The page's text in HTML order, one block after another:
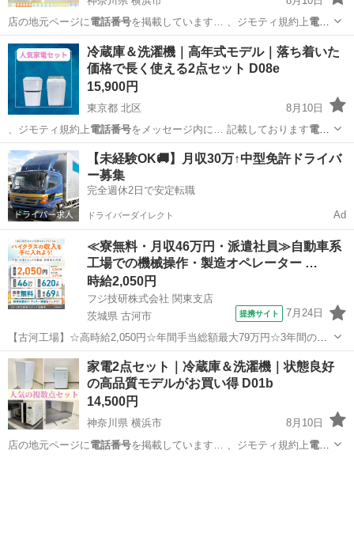
店の地元ページに電話番号を掲載しています… 、ジモティ規約上電話
番号をメッセージ内に… まう為こちらから電話番号を提示する形に
な…
神奈川 横浜市 生活家電 MBK
冷蔵庫＆洗濯機｜高年式モデル｜落ち着いた
価格で長く使える2点セット D08e
15,900円
東京都 北区
8月10日
、ジモティ規約上電話番号をメッセージ内に… 記載しております電話
番号からお問合せくだ…
東京 北区 キッチン家電 TWINBIRD
【未経験OK🚚】月収30万↑中型免許ドライバ
ー募集
完全週休2日で安定転職
ドライバーダイレクト Ad
≪寮無料・月収46万円・派遣社員≫自動車系
工場での機械操作・製造オペレーター …
時給2,050円
フジ技研株式会社 関東支店
茨城県 古河市
提携サイト 7月24日
【古河工場】☆高時給2,050円☆年間手当総額最大79万円☆3年間の手
当総額169万円☆年収630万円可☆寮費無料☆大手トラックメーカーで
の組立組付のお仕事☆自動車業界経験者積極採用中！！【20代でも年
収500万円が目指せる...
茨城 古河市 その他
家電2点セット｜冷蔵庫＆洗濯機｜状態良好
の高品質モデルがお買い得 D01b
14,500円
神奈川県 横浜市
8月10日
店の地元ページに電話番号を掲載しています… 、ジモティ規約上電話